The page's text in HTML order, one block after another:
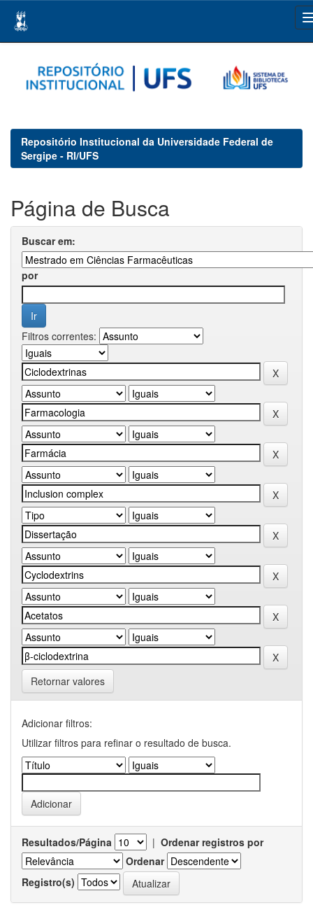
navigation
Repositório Institucional da Universidade Federal de
Sergipe - RI/UFS
Página de Busca
Buscar em:
por
Filtros correntes:
Retornar valores
Adicionar filtros:
Utilizar filtros para refinar o resultado de busca.
Resultados/Página | Ordenar registros por
Ordenar
Registro(s)